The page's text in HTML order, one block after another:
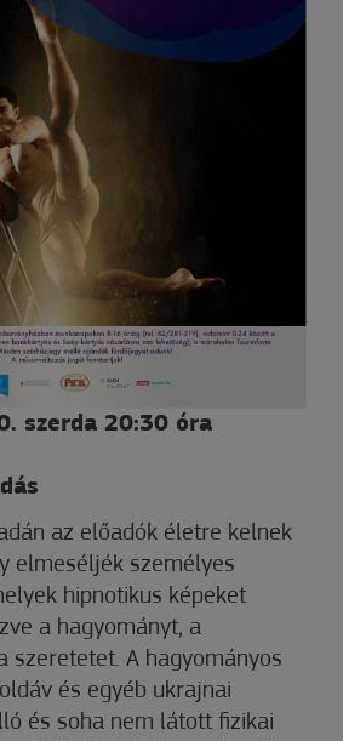
szerda 20:30 óra
az előadók életre kelnek
elmeséljék személyes
hipnotikus képeket
a hagyományt, a
szeretetet. A hagyományos
és egyéb ukrajnai
és soha nem látott fizikai